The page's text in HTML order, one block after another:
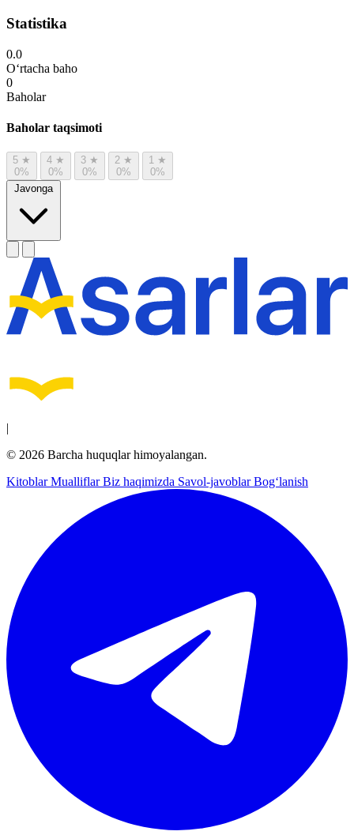
Statistika
0.0
O‘rtacha baho
0
Baholar
Baholar taqsimoti
5 ★
0%
4 ★
0%
3 ★
0%
2 ★
0%
1 ★
0%
Javonga
|
© 2026 Barcha huquqlar himoyalangan.
KitoblarMualliflarBiz haqimizda Savol-javoblarBog‘lanish